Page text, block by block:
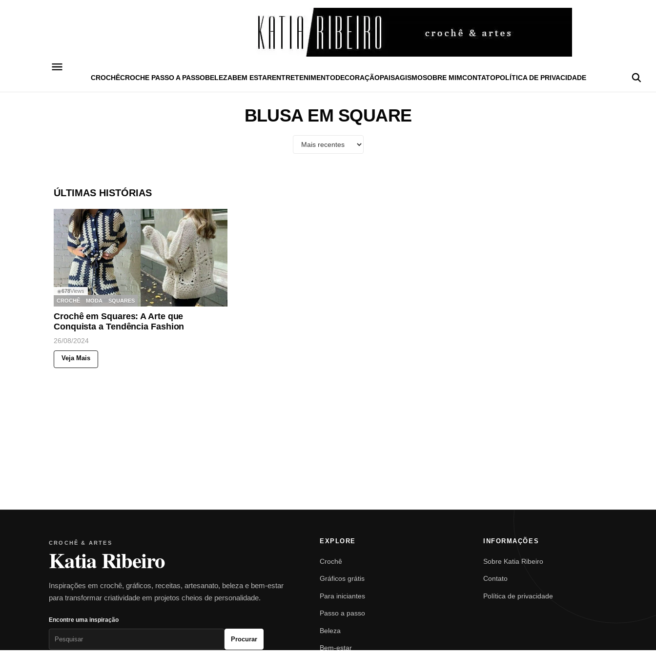
CROCHÊCROCHE PASSO A PASSOBELEZABEM ESTARENTRETENIMENTODECORAÇÃOPAISAGISMOSOBRE MIMCONTATOPOLÍTICA DE PRIVACIDADE
BLUSA EM SQUARE
ÚLTIMAS HISTÓRIAS
◉678Views
CROCHÊ
MODA SQUARES
Crochê em Squares: A Arte que
Conquista a Tendência Fashion
26/08/2024
Veja Mais
CROCHÊ & ARTES
Katia Ribeiro
Inspirações em crochê, gráficos, receitas, artesanato, beleza e bem-estar
para transformar criatividade em projetos cheios de personalidade.
Encontre uma inspiração
Procurar
EXPLORE
Crochê
Gráficos grátis
Para iniciantes
Passo a passo
Beleza
Bem-estar
INFORMAÇÕES
Sobre Katia Ribeiro
Contato
Política de privacidade